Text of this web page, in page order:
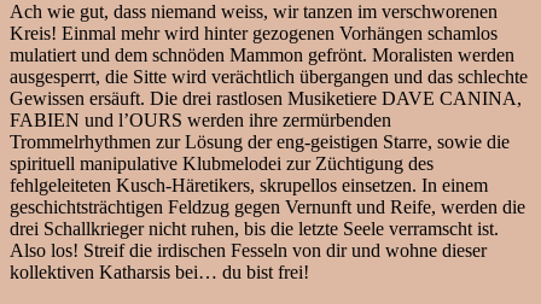
Ach wie gut, dass niemand weiss, wir tanzen im verschworenen
Kreis! Einmal mehr wird hinter gezogenen Vorhängen schamlos
mulatiert und dem schnöden Mammon gefrönt. Moralisten werden
ausgesperrt, die Sitte wird verächtlich übergangen und das schlechte
Gewissen ersäuft. Die drei rastlosen Musiketiere DAVE CANINA,
FABIEN und l’OURS werden ihre zermürbenden
Trommelrhythmen zur Lösung der eng-geistigen Starre, sowie die
spirituell manipulative Klubmelodei zur Züchtigung des
fehlgeleiteten Kusch-Häretikers, skrupellos einsetzen. In einem
geschichtsträchtigen Feldzug gegen Vernunft und Reife, werden die
drei Schallkrieger nicht ruhen, bis die letzte Seele verramscht ist.
Also los! Streif die irdischen Fesseln von dir und wohne dieser
kollektiven Katharsis bei… du bist frei!